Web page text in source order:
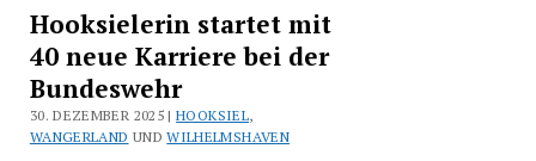
Hooksielerin startet mit
40 neue Karriere bei der
Bundeswehr
30. DEZEMBER 2025 |HOOKSIEL,
WANGERLAND UNDWILHELMSHAVEN